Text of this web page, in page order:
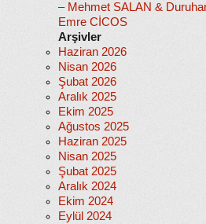
– Mehmet SALAN &
Emre CİCOS
Arşivler
Haziran 2026
Nisan 2026
Şubat 2026
Aralık 2025
Ekim 2025
Ağustos 2025
Haziran 2025
Nisan 2025
Şubat 2025
Aralık 2024
Ekim 2024
Eylül 2024